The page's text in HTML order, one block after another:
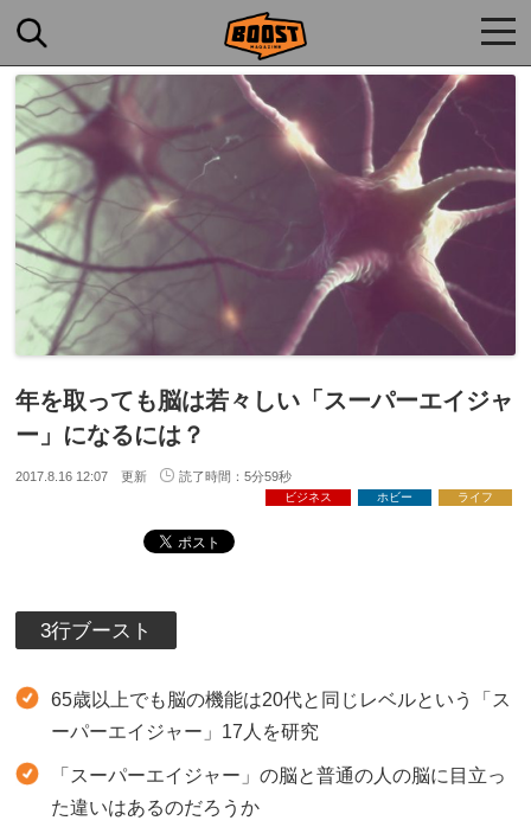
年を取っても脳は若々しい「スーパーエイジャ
ー」になるには？
2017.8.16 12:07 更新 読了時間：5分59秒
ビジネス ホビー ライフ
3行ブースト
65歳以上でも脳の機能は20代と同じレベルという「ス
ーパーエイジャー」17人を研究
「スーパーエイジャー」の脳と普通の人の脳に目立っ
た違いはあるのだろうか